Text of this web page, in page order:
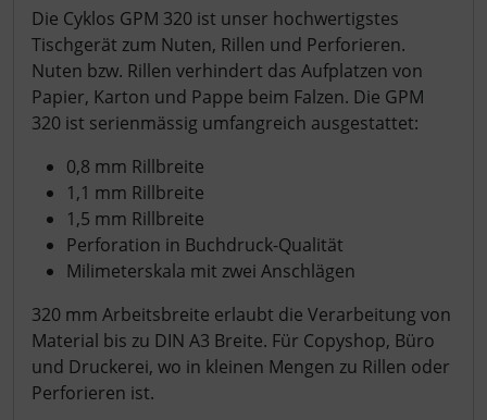
Produktbeschreibung
Die Cyklos GPM 320 ist unser hochwertigstes
Tischgerät zum Nuten, Rillen und Perforieren.
Nuten bzw. Rillen verhindert das Aufplatzen von
Papier, Karton und Pappe beim Falzen. Die GPM
320 ist serienmässig umfangreich ausgestattet:
0,8 mm Rillbreite
1,1 mm Rillbreite
1,5 mm Rillbreite
Perforation in Buchdruck-Qualität
Milimeterskala mit zwei Anschlägen
320 mm Arbeitsbreite erlaubt die Verarbeitung von
Material bis zu DIN A3 Breite. Für Copyshop, Büro
und Druckerei, wo in kleinen Mengen zu Rillen oder
Perforieren ist.